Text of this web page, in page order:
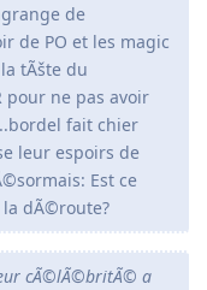
de
de PO et les magic
tÃšte du
pour ne pas avoir
fait chier
leur espoirs de
Est ce
dÃ©route?
cÃ©lÃ©britÃ© a